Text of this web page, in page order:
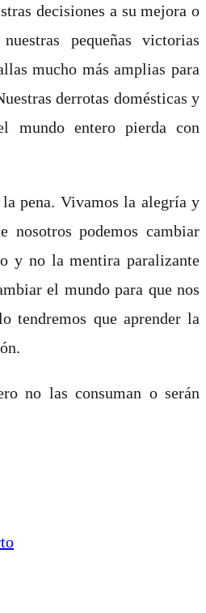
decisiones a su mejora o
pequeñas victorias
mucho más amplias para
derrotas domésticas y
mundo entero pierda con
la pena. Vivamosla alegría y
nosotros podemos cambiar
y no la mentira paralizante
el mundo para que nos
tendremos que aprender la
no las consuman o serán